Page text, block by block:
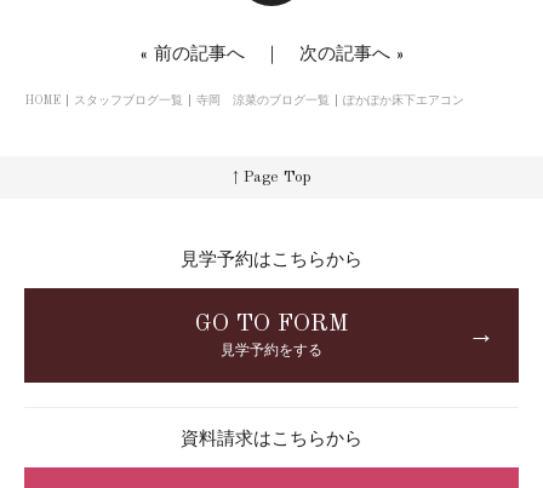
« 前の記事へ｜ 次の記事へ»
HOME スタッフブログ一覧 寺岡 涼菜のブログ一覧 ぽかぽか床下エアコン
↑ Page Top
見学予約はこちらから
GO TO FORM
見学予約をする
→
資料請求はこちらから